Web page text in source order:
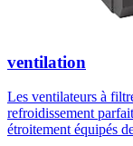
ventilation
Les ventilateurs à
refroidissement
étroitement équipés